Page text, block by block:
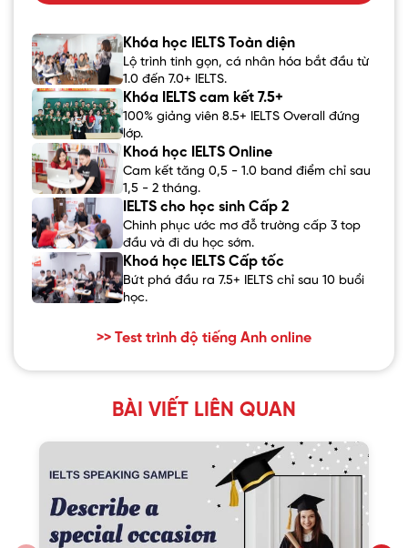
Khóa học IELTS Toàn diện
Lộ trình tinh gọn, cá nhân hóa bắt đầu từ
1.0 đến 7.0+ IELTS.
Khóa IELTS cam kết 7.5+
100% giảng viên 8.5+ IELTS Overall đứng
lớp.
Khoá học IELTS Online
Cam kết tăng 0,5 - 1.0 band điểm chỉ sau
1,5 - 2 tháng.
IELTS cho học sinh Cấp 2
Chinh phục ước mơ đỗ trường cấp 3 top
đầu và đi du học sớm.
Khoá học IELTS Cấp tốc
Bứt phá đầu ra 7.5+ IELTS chỉ sau 10 buổi
học.
>> Test trình độ tiếng Anh online
BÀI VIẾT LIÊN QUAN